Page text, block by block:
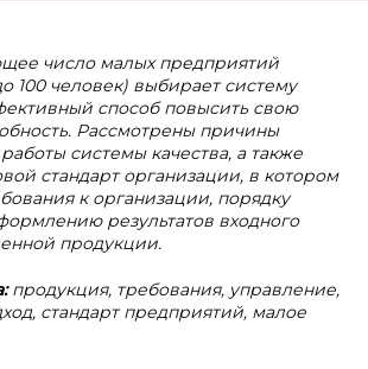
число малых предприятий
100 человек) выбирает систему
способ повысить свою
Рассмотрены причины
системы качества, а также
стандарт организации, в котором
к организации, порядку
результатов входного
продукции.
продукция, требования, управление,
стандарт предприятий, малое